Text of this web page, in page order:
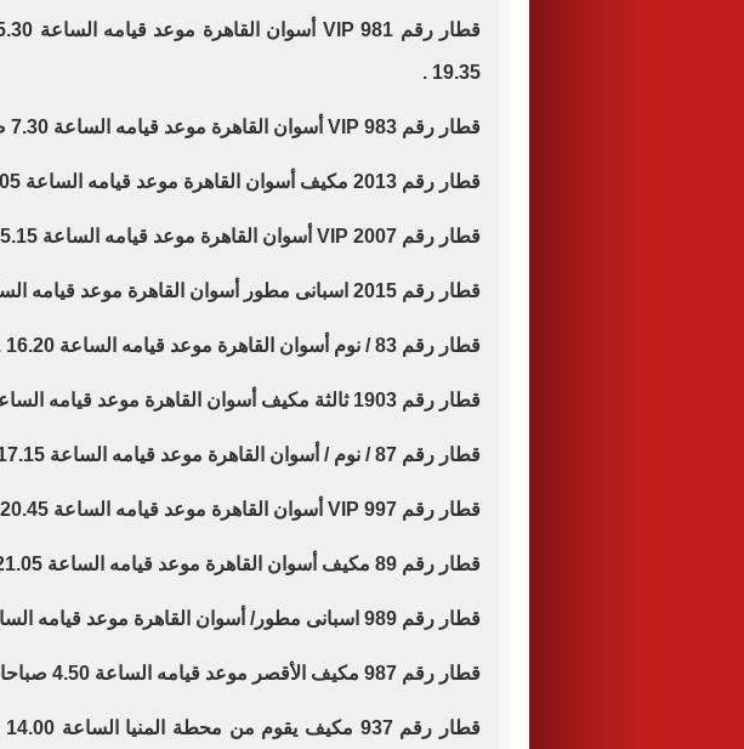
19.35 .
قطار رقم 983 VIP أسوان القاهرة موعد قيامه الساعة 7.30 صباحا ويصل 21.40 .
قطار رقم 2013 مكيف أسوان القاهرة موعد قيامه الساعة 14.05 ظهرا.
قطار رقم 2007 VIP أسوان القاهرة موعد قيامه الساعة 15.15 عصرا.
قطار رقم 2015 اسبانى مطور أسوان القاهرة موعد قيامه الساعة 16.00 مساء.
قطار رقم 83 / نوم أسوان القاهرة موعد قيامه الساعة 16.20 .
قطار رقم 1903 ثالثة مكيف أسوان القاهرة موعد قيامه الساعة 17.00 مساء.
قطار رقم 87 / نوم / أسوان القاهرة موعد قيامه الساعة 17.15 .
قطار رقم 997 VIP أسوان القاهرة موعد قيامه الساعة 20.45 مساء.
قطار رقم 89 مكيف أسوان القاهرة موعد قيامه الساعة 21.05 مساء.
قطار رقم 989 اسبانى مطور/ أسوان القاهرة موعد قيامه الساعة 23.00 مساء.
قطار رقم 987 مكيف الأقصر موعد قيامه الساعة 4.50 صباحا يصل 15.35.